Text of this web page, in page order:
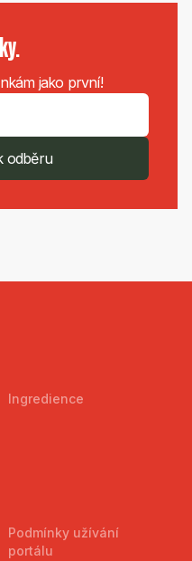
jako první!
odběru
Ingredience
Podmínky užívání
portálu